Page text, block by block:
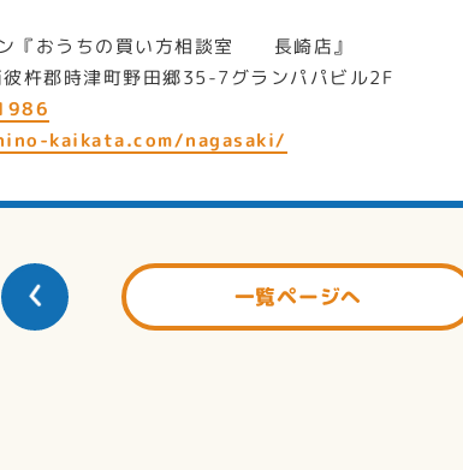
『おうちの買い方相談室 長崎店』
杵郡時津町野田郷35-7グランパパビル2F
kaikata.com/nagasaki/
一覧ページへ